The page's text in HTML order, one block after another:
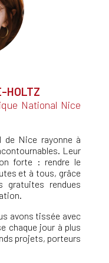
HOLTZ
National Nice
de Nice rayonne à
Leur
forte : rendre le
et à tous, grâce
gratuites rendues
avons tissée avec
chaque jour à plus
projets, porteurs